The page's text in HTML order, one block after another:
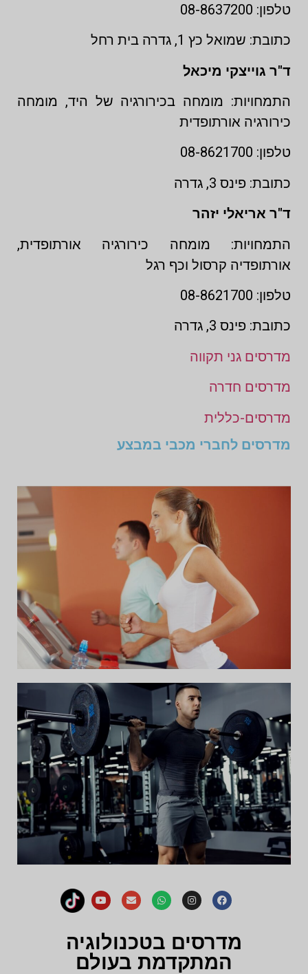
טלפון: 08-8637200
כתובת: שמואל כץ 1, גדרה בית רחל
ד"ר גוייצקי מיכאל
התמחויות: מומחה בכירורגיה של היד, מומחה
כירורגיה אורתופדית
טלפון: 08-8621700
כתובת: פינס 3, גדרה
ד"ר אריאלי יזהר
התמחויות: מומחה כירורגיה אורתופדית,
אורתופדיה קרסול וכף רגל
טלפון: 08-8621700
כתובת: פינס 3, גדרה
מדרסים גני תקווה
מדרסים חדרה
מדרסים-כללית
מדרסים לחברי מכבי במבצע
מדרסים בטכנולוגיה
המתקדמת בעולם